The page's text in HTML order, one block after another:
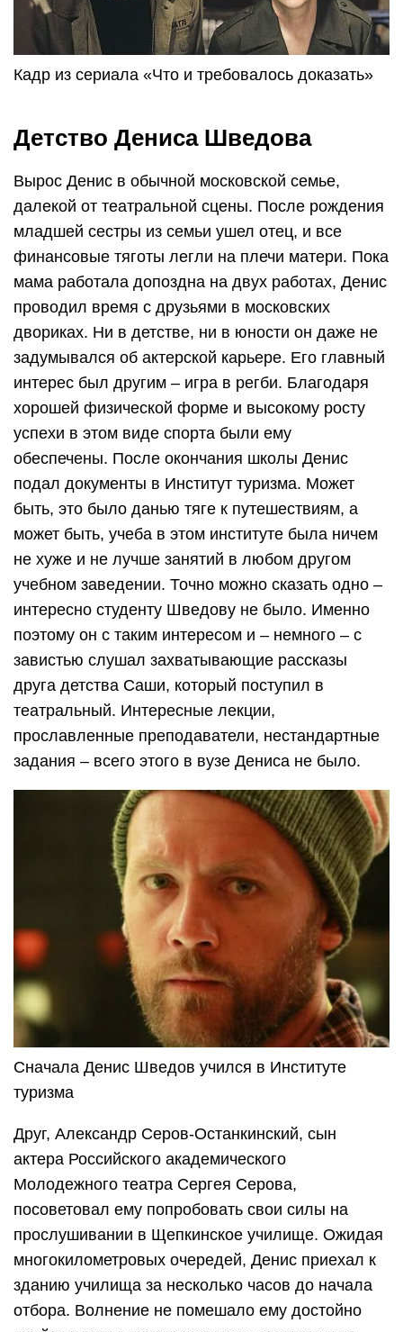
Кадр из сериала «Что и требовалось доказать»
Детство Дениса Шведова
Вырос Денис в обычной московской семье,
далекой от театральной сцены. После рождения
младшей сестры из семьи ушел отец, и все
финансовые тяготы легли на плечи матери. Пока
мама работала допоздна на двух работах, Денис
проводил время с друзьями в московских
двориках. Ни в детстве, ни в юности он даже не
задумывался об актерской карьере. Его главный
интерес был другим – игра в регби. Благодаря
хорошей физической форме и высокому росту
успехи в этом виде спорта были ему
обеспечены. После окончания школы Денис
подал документы в Институт туризма. Может
быть, это было данью тяге к путешествиям, а
может быть, учеба в этом институте была ничем
не хуже и не лучше занятий в любом другом
учебном заведении. Точно можно сказать одно –
интересно студенту Шведову не было. Именно
поэтому он с таким интересом и – немного – с
завистью слушал захватывающие рассказы
друга детства Саши, который поступил в
театральный. Интересные лекции,
прославленные преподаватели, нестандартные
задания – всего этого в вузе Дениса не было.
Сначала Денис Шведов учился в Институте
туризма
Друг, Александр Серов-Останкинский, сын
актера Российского академического
Молодежного театра Сергея Серова,
посоветовал ему попробовать свои силы на
прослушивании в Щепкинское училище. Ожидая
многокилометровых очередей, Денис приехал к
зданию училища за несколько часов до начала
отбора. Волнение не помешало ему достойно